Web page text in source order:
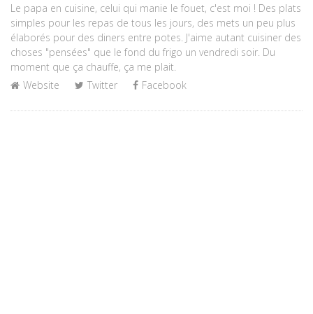
Le papa en cuisine, celui qui manie le fouet, c'est moi ! Des plats
simples pour les repas de tous les jours, des mets un peu plus
élaborés pour des diners entre potes. J'aime autant cuisiner des
choses "pensées" que le fond du frigo un vendredi soir. Du
moment que ça chauffe, ça me plait.
Website
Twitter Facebook